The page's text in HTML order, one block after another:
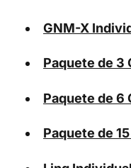
GNM-X
Paquete de 3
Paquete de 6
Paquete de